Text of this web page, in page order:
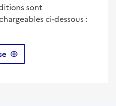
sont
ci-dessous :